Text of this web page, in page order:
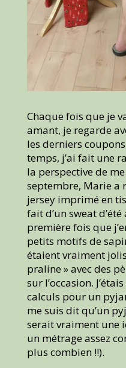
Chaque fois que je
amant, je regarde
les derniers
temps, j’ai fait une
la perspective de
septembre, Marie a
jersey imprimé en
fait d’un sweat d’été
première fois que
petits motifs de
étaient vraiment
praline » avec des
sur l’occasion.
calculs pour un
me suis dit qu’un
serait vraiment une
un métrage assez
plus combien !!).